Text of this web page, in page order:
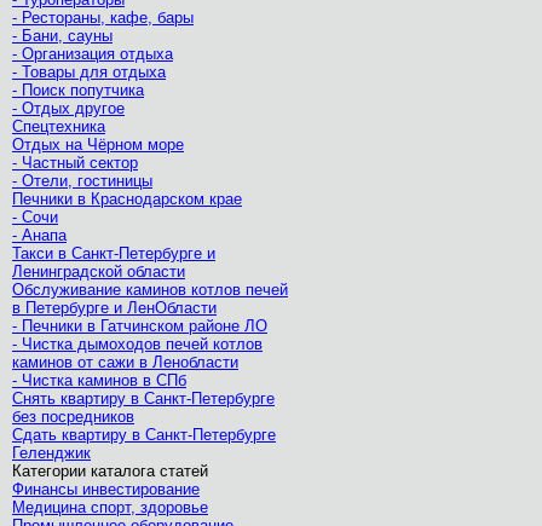
- Рестораны, кафе, бары
- Бани, сауны
- Организация отдыха
- Товары для отдыха
- Поиск попутчика
- Отдых другое
Спецтехника
Отдых на Чёрном море
- Частный сектор
- Отели, гостиницы
Печники в Краснодарском крае
- Сочи
- Анапа
Такси в Санкт-Петербурге и
Ленинградской области
Обслуживание каминов котлов печей
в Петербурге и ЛенОбласти
- Печники в Гатчинском районе ЛО
- Чистка дымоходов печей котлов
каминов от сажи в Ленобласти
- Чистка каминов в СПб
Снять квартиру в Санкт-Петербурге
без посредников
Сдать квартиру в Санкт-Петербурге
Геленджик
Категории каталога статей
Финансы инвестирование
Медицина спорт, здоровье